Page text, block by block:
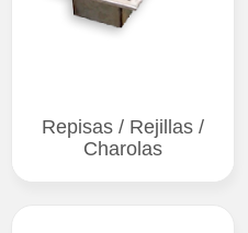
Repisas / Rejillas /
Charolas